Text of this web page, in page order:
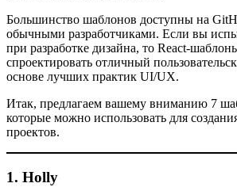
Большинство шаблонов доступны на
обычными разработчиками. Если вы
при разработке дизайна, то React-
спроектировать отличный
основе лучших практик UI/UX.
Итак, предлагаем вашему вниманию 7
которые можно использовать для
проектов.
1. Holly